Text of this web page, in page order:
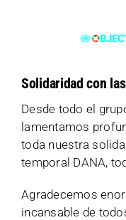
Solidaridad con
Desde todo el
lamentamos
toda nuestra
temporal DANA,
Agradecemos
incansable de